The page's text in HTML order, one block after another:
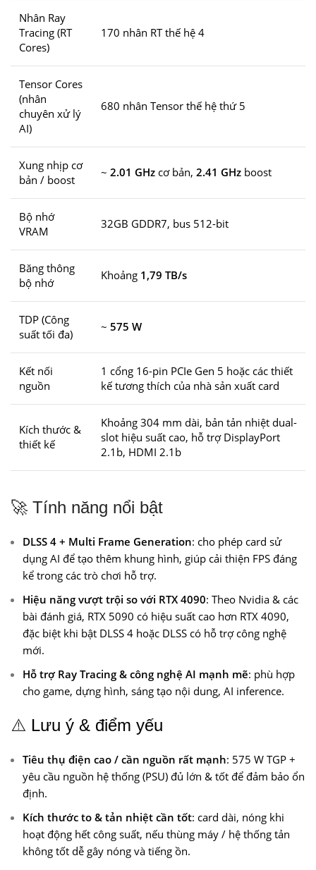
Nhân Ray
Tracing (RT
Cores)
170 nhân RT thế hệ 4
Tensor Cores
(nhân
chuyên xử lý
AI)
680 nhân Tensor thế hệ thứ 5
Xung nhịp cơ
bản / boost
~ 2.01 GHz cơ bản, 2.41 GHz boost
Bộ nhớ
VRAM
32GB GDDR7, bus 512-bit
Băng thông
bộ nhớ
Khoảng 1,79 TB/s
TDP (Công
suất tối đa)
~ 575 W
Kết nối
nguồn
1 cổng 16-pin PCIe Gen 5 hoặc các thiết
kế tương thích của nhà sản xuất card
Kích thước &
thiết kế
Khoảng 304 mm dài, bản tản nhiệt dual-
slot hiệu suất cao, hỗ trợ DisplayPort
2.1b, HDMI 2.1b
🚀 Tính năng nổi bật
DLSS 4 + Multi Frame Generation: cho phép card sử
dụng AI để tạo thêm khung hình, giúp cải thiện FPS đáng
kể trong các trò chơi hỗ trợ.
Hiệu năng vượt trội so với RTX 4090: Theo Nvidia & các
bài đánh giá, RTX 5090 có hiệu suất cao hơn RTX 4090,
đặc biệt khi bật DLSS 4 hoặc DLSS có hỗ trợ công nghệ
mới.
Hỗ trợ Ray Tracing & công nghệ AI mạnh mẽ: phù hợp
cho game, dựng hình, sáng tạo nội dung, AI inference.
⚠️ Lưu ý & điểm yếu
Tiêu thụ điện cao / cần nguồn rất mạnh: 575 W TGP +
yêu cầu nguồn hệ thống (PSU) đủ lớn & tốt để đảm bảo ổn
định.
Kích thước to & tản nhiệt cần tốt: card dài, nóng khi
hoạt động hết công suất, nếu thùng máy / hệ thống tản
không tốt dễ gây nóng và tiếng ồn.